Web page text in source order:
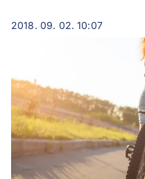
2018. 09. 02. 10:07